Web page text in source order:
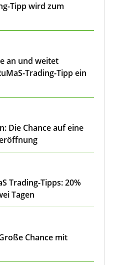
Tipp wird zum
an und weitet
Trading-Tipp ein
Die Chance auf eine
Trading-Tipps: 20%
Tagen
Chance mit